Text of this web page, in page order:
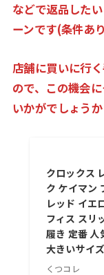
などで返品した
ーンです(条件あ
店舗に買いに行
ので、この機会
いかがでしょう
クロックス
ク ケイマン
レッド イエ
フィス スリ
履き 定番
大きいサイズ
くつコレ